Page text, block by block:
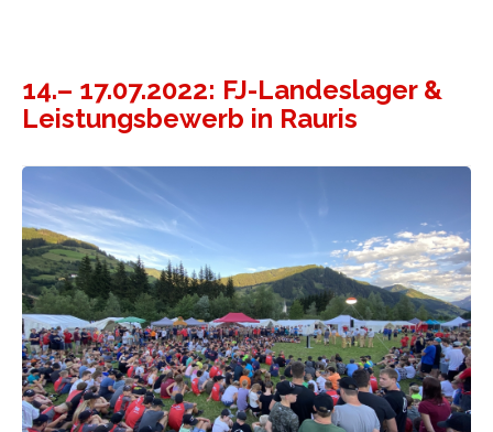
14.– 17.07.2022: FJ-Landeslager &
Leistungsbewerb in Rauris